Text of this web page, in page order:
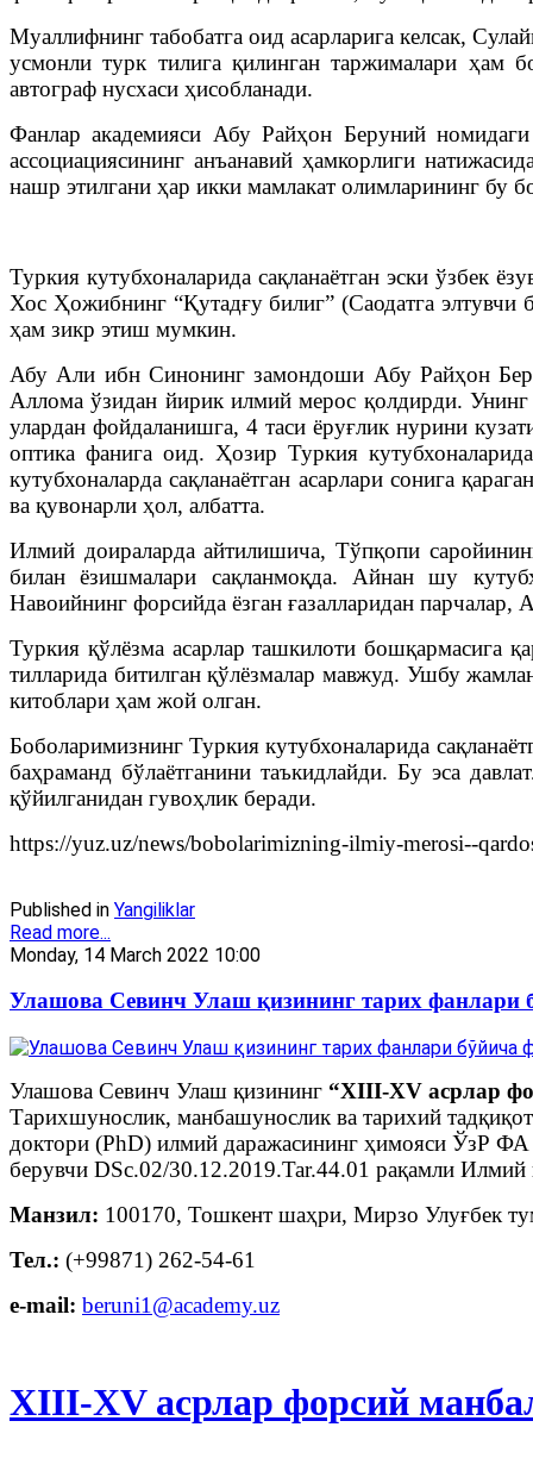
Муаллифнинг табобатга оид асарларига келсак,
усмонли турк тилига қилинган таржималари ҳам
автограф нусхаси ҳисобланади.
Фанлар академияси Абу Райҳон Беруний
ассоциациясининг анъанавий ҳамкорлиги
нашр этилгани ҳар икки мамлакат олимларининг бу
Туркия кутубхоналарида сақланаётган эски ўзбек
Хос Ҳожибнинг “Қутадғу билиг” (Саодатга
ҳам зикр этиш мумкин.
Абу Али ибн Синонинг замондоши Абу Райҳон
Аллома ўзидан йирик илмий мерос қолдирди. Унинг
улардан фойдаланишга, 4 таси ёруғлик нурини
оптика фанига оид. Ҳозир Туркия
кутубхоналарда сақланаётган асарлари сонига
ва қувонарли ҳол, албатта.
Илмий доираларда айтилишича, Тўпқопи
билан ёзишмалари сақланмоқда. Айнан шу
Навоийнинг форсийда ёзган ғазалларидан
Туркия қўлёзма асарлар ташкилоти бошқармасига
тилларида битилган қўлёзмалар мавжуд. Ушбу
китоблари ҳам жой олган.
Боболаримизнинг Туркия кутубхоналарида
баҳраманд бўлаётганини таъкидлайди. Бу эса
қўйилганидан гувоҳлик беради.
https://yuz.uz/news/bobolarimizning-ilmiy-merosi--
Published in Yangiliklar
Read more...
Monday, 14 March 2022 10:00
Улашова Севинч Улаш қизининг тарих фанлари
Улашова Севинч Улаш қизининг “XIII-XV асрлар
Тарихшунослик, манбашунослик ва тарихий
доктори (PhD) илмий даражасининг ҳимояси ЎзР
берувчи DSc.02/30.12.2019.Tar.44.01 рақамли
Манзил: 100170, Тошкент шаҳри, Мирзо Улуғбек
Тел.: (+99871) 262-54-61
e-mail: beruni1@academy.uz
XIII-XV асрлар форсий